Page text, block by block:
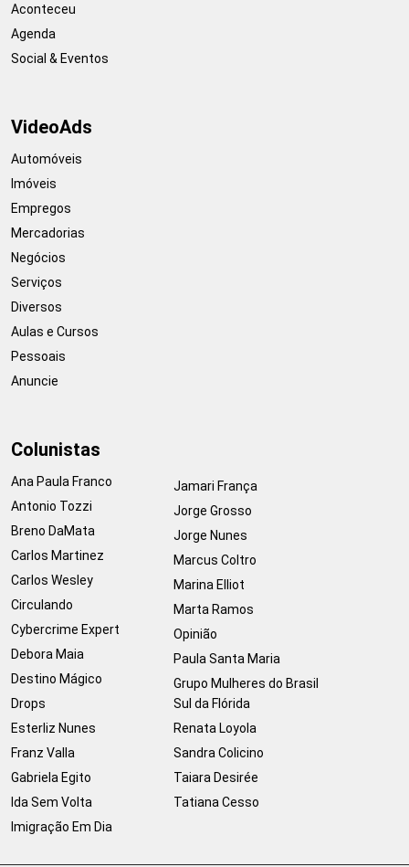
Aconteceu
Agenda
Social & Eventos
VideoAds
Automóveis
Imóveis
Empregos
Mercadorias
Negócios
Serviços
Diversos
Aulas e Cursos
Pessoais
Anuncie
Colunistas
Ana Paula Franco
Antonio Tozzi
Breno DaMata
Carlos Martinez
Carlos Wesley
Circulando
Cybercrime Expert
Debora Maia
Destino Mágico
Drops
Esterliz Nunes
Franz Valla
Gabriela Egito
Ida Sem Volta
Imigração Em Dia
Jamari França
Jorge Grosso
Jorge Nunes
Marcus Coltro
Marina Elliot
Marta Ramos
Opinião
Paula Santa Maria
Grupo Mulheres do Brasil
Sul da Flórida
Renata Loyola
Sandra Colicino
Taiara Desirée
Tatiana Cesso